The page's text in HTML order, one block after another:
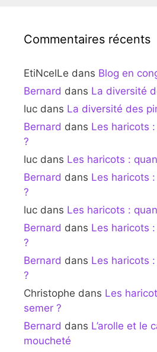
Commentaires récents
EtiNcelLe dans Blog en
Bernard dans La diversité
luc dans La diversité des
Bernard dans Les haricots
?
luc dans Les haricots :
Bernard dans Les haricots
?
luc dans Les haricots :
Bernard dans Les haricots
?
Bernard dans Les haricots
?
Christophe dans Les
semer ?
Bernard dans L’arolle et le
moucheté